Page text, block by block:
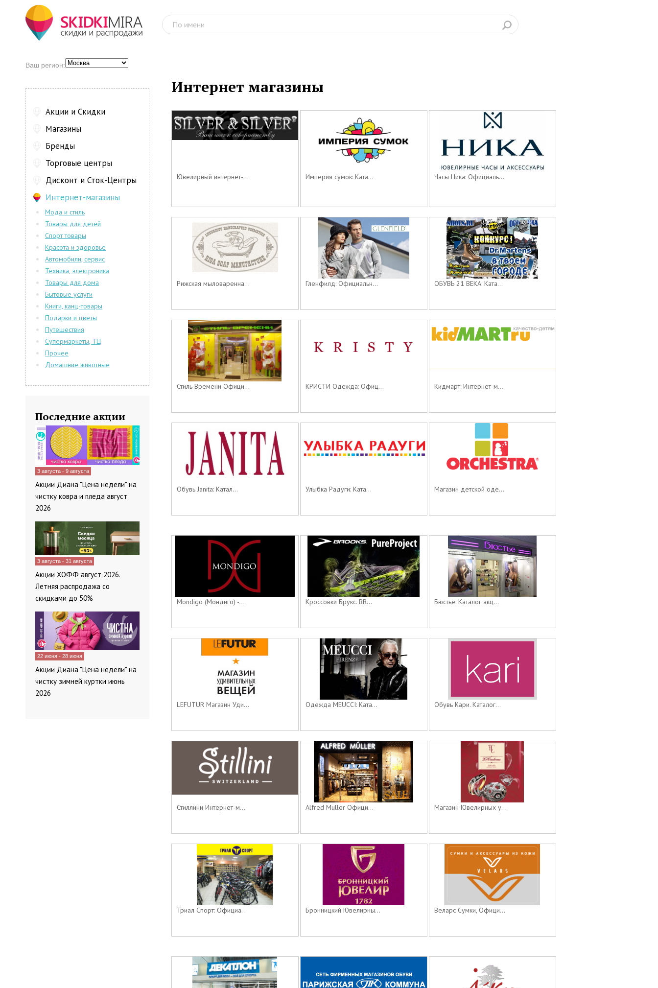
Интернет магазины
Ювелирный интернет-... Империя сумок: Ката... Часы Ника: Официаль...
Рижская мыловаренна... Гленфилд: Официальн... ОБУВЬ 21 ВЕКА: Ката...
Стиль Времени Офици... КРИСТИ Одежда: Офиц... Кидмарт: Интернет-м...
Обувь Janita: Катал... Улыбка Радуги: Ката... Магазин детской оде...
Mondigo (Мондиго) -... Кроссовки Брукс. BR... Бюстье: Каталог акц...
LEFUTUR Магазин Уди... Одежда MEUCCI: Ката... Обувь Кари. Каталог...
Стиллини Интернет-м... Alfred Muller Офици... Магазин Ювелирных у...
Триал Спорт: Официа... Бронницкий Ювелирны... Веларс Сумки, Офици...
Ваш регион:
Акции и Скидки
Магазины
Бренды
Торговые центры
Дисконт и Сток-Центры
Интернет-магазины
Мода и стиль
Товары для детей
Спорт товары
Красота и здоровье
Автомобили, сервис
Техника, электроника
Товары для дома
Бытовые услуги
Книги, канц-товары
Подарки и цветы
Путешествия
Супермаркеты, ТЦ
Прочее
Домашние животные
Последние акции
3 августа - 9 августа
Акции Диана "Цена недели" на
чистку ковра и пледа август
2026
3 августа - 31 августа
Акции ХОФФ август 2026.
Летняя распродажа со
скидками до 50%
22 июня - 28 июня
Акции Диана "Цена недели" на
чистку зимней куртки июнь
2026